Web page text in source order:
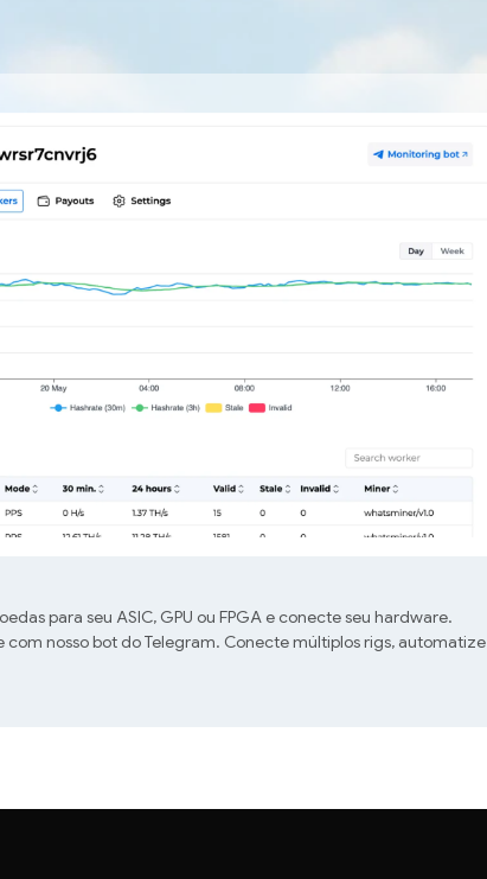
para seu ASIC, GPU ou FPGA e conecte seu hardware.
nosso bot do Telegram. Conecte múltiplos rigs, automatize